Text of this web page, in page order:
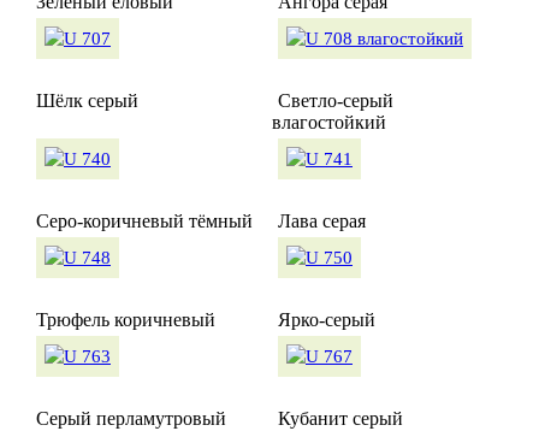
Шёлк серый
Светло-серый
влагостойкий
Серо-коричневый тёмный Лава серая
Трюфель коричневый Ярко-серый
Серый перламутровый Кубанит серый